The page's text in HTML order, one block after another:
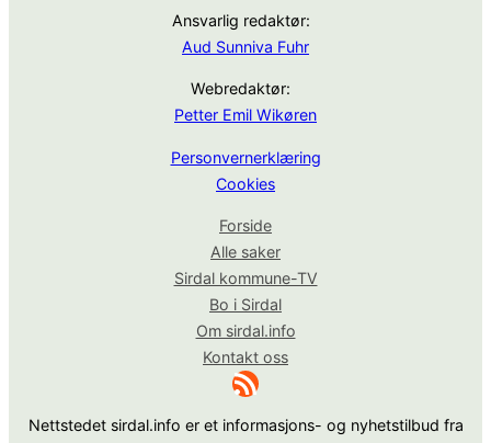
Ansvarlig redaktør:
Aud Sunniva Fuhr
Webredaktør:
Petter Emil Wikøren
Personvernerklæring
Cookies
Forside
Alle saker
Sirdal kommune-TV
Bo i Sirdal
Om sirdal.info
Kontakt oss
RSS-strøm
Nettstedet sirdal.info er et informasjons- og nyhetstilbud fra